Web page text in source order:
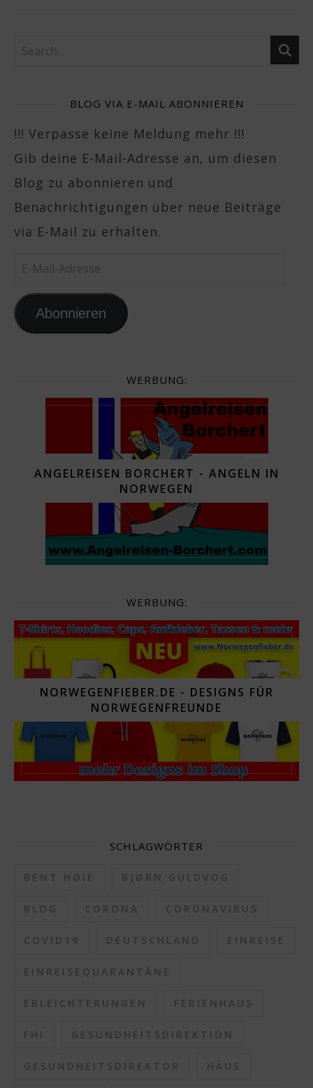
BLOG VIA E-MAIL ABONNIEREN
!!! Verpasse keine Meldung mehr !!!
Gib deine E-Mail-Adresse an, um diesen
Blog zu abonnieren und
Benachrichtigungen über neue Beiträge
via E-Mail zu erhalten.
E-Mail-Adresse
Abonnieren
WERBUNG:
ANGELREISEN BORCHERT - ANGELN IN
NORWEGEN
WERBUNG:
NORWEGENFIEBER.DE - DESIGNS FÜR
NORWEGENFREUNDE
SCHLAGWÖRTER
BENT HØIE BJØRN GULDVOG
BLOG CORONA CORONAVIRUS
COVID19 DEUTSCHLAND EINREISE
EINREISEQUARANTÄNE
ERLEICHTERUNGEN FERIENHAUS
FHI GESUNDHEITSDIREKTION
GESUNDHEITSDIREKTOR HAUS